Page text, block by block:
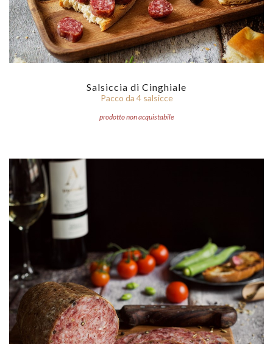
Salsiccia di Cinghiale
Pacco da 4 salsicce
prodotto non acquistabile